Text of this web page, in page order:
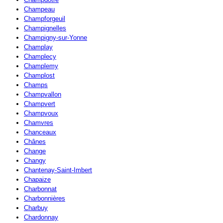
Champeau
Champforgeuil
Champignelles
Champigny-sur-Yonne
Champlay
Champlecy
Champlemy
Champlost
Champs
Champvallon
Champvert
Champvoux
Chamvres
Chanceaux
Chânes
Change
Changy
Chantenay-Saint-Imbert
Chapaize
Charbonnat
Charbonnières
Charbuy
Chardonnay